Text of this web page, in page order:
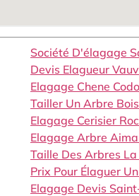
Société D'élagage
Devis Elagueur
Elagage Chene
Tailler Un Arbre
Elagage Cerisier
Elagage Arbre
Taille Des Arbres
Prix Pour Élaguer
Elagage Devis